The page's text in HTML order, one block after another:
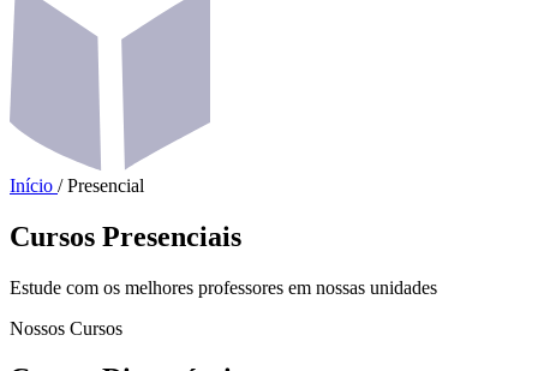
Início / Presencial
Cursos Presenciais
Estude com os melhores professores em nossas unidades
Nossos Cursos